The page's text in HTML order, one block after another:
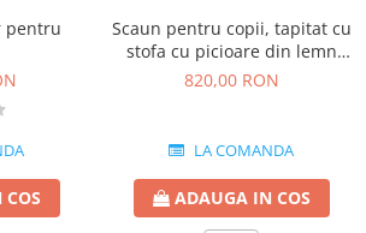
pentru
Scaun pentru copii, tapitat cu
stofa cu picioare din lemn
Colectia Louis
820,00 RON
LA COMANDA
ADAUGA IN COS